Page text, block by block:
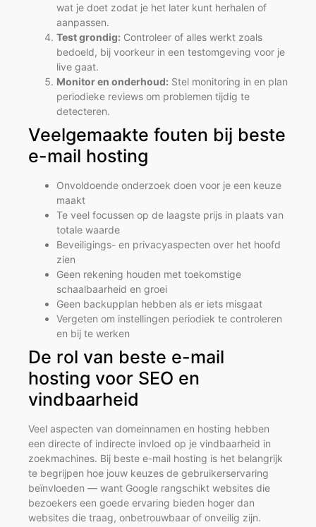
wat je doet zodat je het later kunt herhalen of
aanpassen.
Test grondig: Controleer of alles werkt zoals
bedoeld, bij voorkeur in een testomgeving voor je
live gaat.
Monitor en onderhoud: Stel monitoring in en plan
periodieke reviews om problemen tijdig te
detecteren.
Veelgemaakte fouten bij beste
e-mail hosting
Onvoldoende onderzoek doen voor je een keuze
maakt
Te veel focussen op de laagste prijs in plaats van
totale waarde
Beveiligings- en privacyaspecten over het hoofd
zien
Geen rekening houden met toekomstige
schaalbaarheid en groei
Geen backupplan hebben als er iets misgaat
Vergeten om instellingen periodiek te controleren
en bij te werken
De rol van beste e-mail
hosting voor SEO en
vindbaarheid
Veel aspecten van domeinnamen en hosting hebben
een directe of indirecte invloed op je vindbaarheid in
zoekmachines. Bij beste e-mail hosting is het belangrijk
te begrijpen hoe jouw keuzes de gebruikerservaring
beïnvloeden — want Google rangschikt websites die
bezoekers een goede ervaring bieden hoger dan
websites die traag, onbetrouwbaar of onveilig zijn.